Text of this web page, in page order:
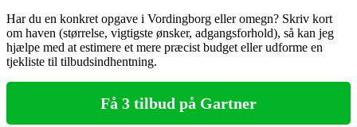
Har du en konkret opgave i Vordingborg eller omegn? Skriv kort
om haven (størrelse, vigtigste ønsker, adgangsforhold), så kan jeg
hjælpe med at estimere et mere præcist budget eller udforme en
tjekliste til tilbudsindhentning.
Få 3 tilbud på Gartner